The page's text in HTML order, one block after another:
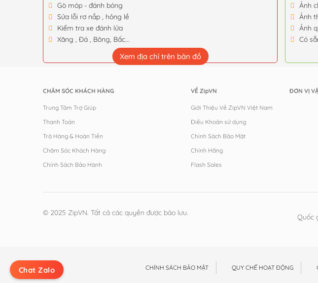
Gò móp - đánh bóng
Sửa lỗi rơ nắp , hỏng lề
Kiểm tra xe đánh lửa
Xăng , Đá , Bông, Bấc...
Xem địa chỉ trên bản đồ
Ảnh
Ảnh
Ảnh
Có
CHĂM SÓC KHÁCH HÀNG
Trung Tâm Trợ Giúp
Thanh Toán
Trả Hàng & Hoàn Tiền
Chăm Sóc Khách Hàng
Chính Sách Bảo Hành
VỀ ZipVN
Giới Thiệu Về ZipVN Việt Nam
Điều Khoản sử dụng
Chính Sách Bảo Mật
Chính Hãng
Flash Sales
ĐƠN VỊ
© 2025 ZipVN. Tất cả các quyền được bảo lưu.
Quốc
CHÍNH SÁCH BẢO MẬT QUY CHẾ HOẠT ĐỘNG
Chat Zalo